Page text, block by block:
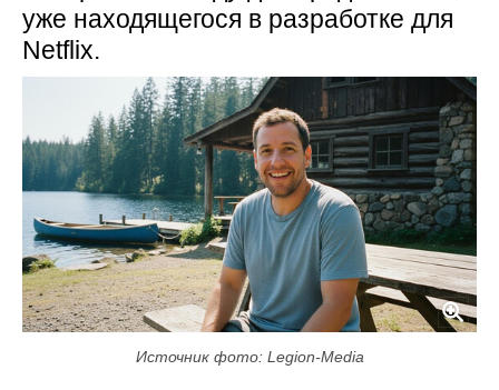
уже находящегося в разработке для
Netflix.
Источник фото: Legion-Media